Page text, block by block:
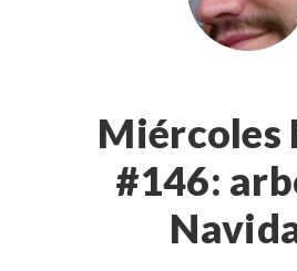
Miércoles
#146: